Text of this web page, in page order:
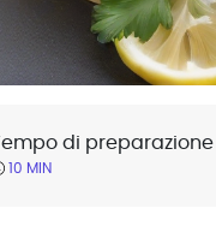
di preparazione
10 MIN